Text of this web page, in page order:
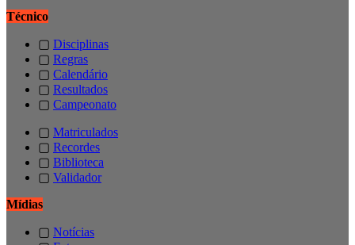
Técnico
▢ Disciplinas
▢ Regras
▢ Calendário
▢ Resultados
▢ Campeonato
▢ Matriculados
▢ Recordes
▢ Biblioteca
▢ Validador
Mídias
▢ Notícias